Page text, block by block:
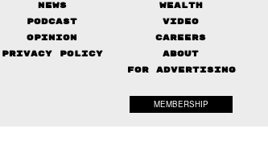
News Wealth
Podcast
Video
Opinion
Careers
Privacy Policy
About
FOR ADVERTISING
MEMBERSHIP